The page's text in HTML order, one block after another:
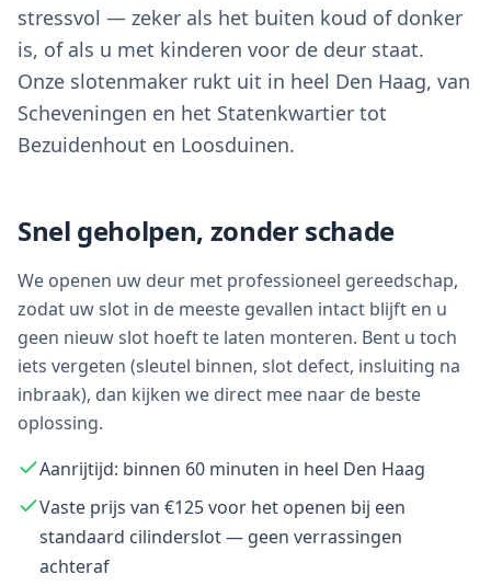
stressvol — zeker als het buiten koud of donker
is, of als u met kinderen voor de deur staat.
Onze slotenmaker rukt uit in heel Den Haag, van
Scheveningen en het Statenkwartier tot
Bezuidenhout en Loosduinen.
Snel geholpen, zonder schade
We openen uw deur met professioneel gereedschap,
zodat uw slot in de meeste gevallen intact blijft en u
geen nieuw slot hoeft te laten monteren. Bent u toch
iets vergeten (sleutel binnen, slot defect, insluiting na
inbraak), dan kijken we direct mee naar de beste
oplossing.
Aanrijtijd: binnen 60 minuten in heel Den Haag
Vaste prijs van €125 voor het openen bij een
standaard cilinderslot — geen verrassingen
achteraf